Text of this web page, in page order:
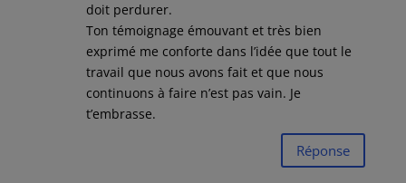
doit perdurer.
Ton témoignage émouvant et très bien
exprimé me conforte dans l’idée que tout le
travail que nous avons fait et que nous
continuons à faire n’est pas vain. Je
t’embrasse.
Réponse